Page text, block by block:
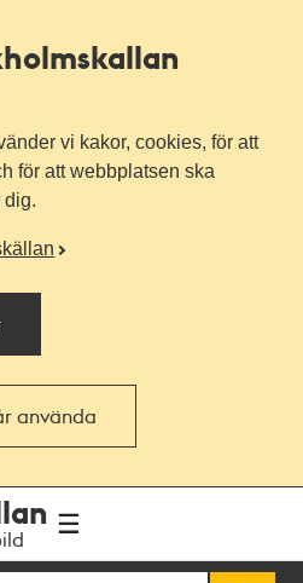
vi kakor, cookies, för att
för att webbplatsen ska
dig.
använda